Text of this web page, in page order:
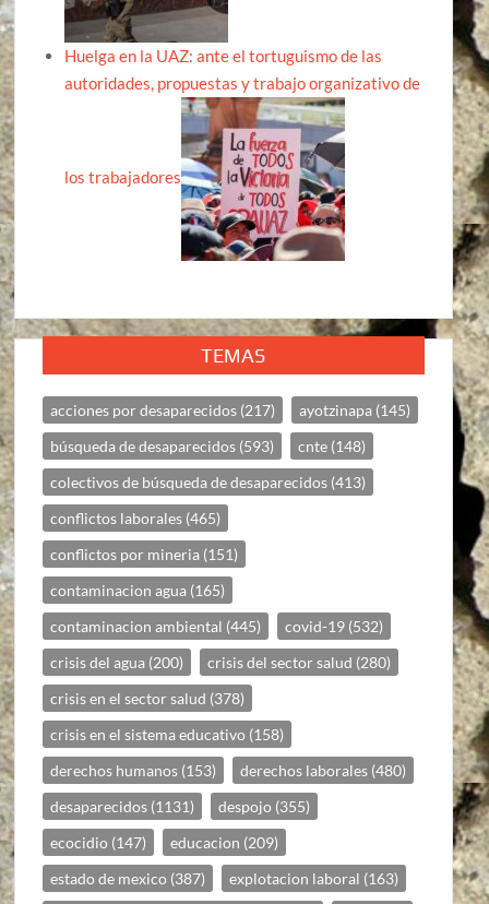
Huelga en la UAZ: ante el tortuguismo de las
autoridades, propuestas y trabajo organizativo de
los trabajadores
TEMAS
acciones por desaparecidos (217) ayotzinapa (145)
búsqueda de desaparecidos (593) cnte (148)
colectivos de búsqueda de desaparecidos (413)
conflictos laborales (465)
conflictos por mineria (151)
contaminacion agua (165)
contaminacion ambiental (445) covid-19 (532)
crisis del agua (200) crisis del sector salud (280)
crisis en el sector salud (378)
crisis en el sistema educativo (158)
derechos humanos (153) derechos laborales (480)
desaparecidos (1131) despojo (355)
ecocidio (147) educacion (209)
estado de mexico (387) explotacion laboral (163)